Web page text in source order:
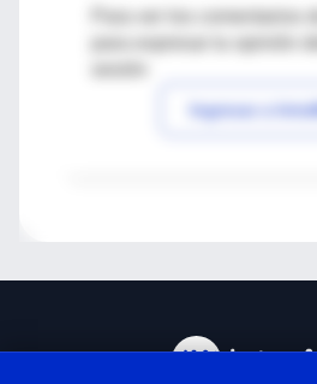
Para ver los comentarios
Ingresar a